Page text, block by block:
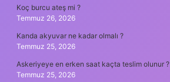
Koç burcu ateş mi ?
Temmuz 26, 2026
Kanda akyuvar ne kadar olmalı ?
Temmuz 25, 2026
Askeriyeye en erken saat kaçta teslim olunur ?
Temmuz 25, 2026